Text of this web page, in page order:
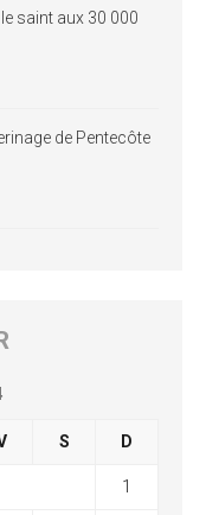
saint aux 30 000
de Pentecôte
S D
1